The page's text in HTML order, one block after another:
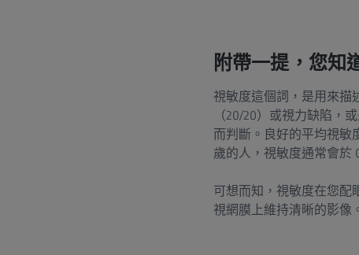
附帶一提，您知
視敏度這個詞，是用來描
（20/20）或視力缺陷，
而判斷。良好的平均視敏
歲的人，視敏度通常會於
可想而知，視敏度在您配
視網膜上維持清晰的影像